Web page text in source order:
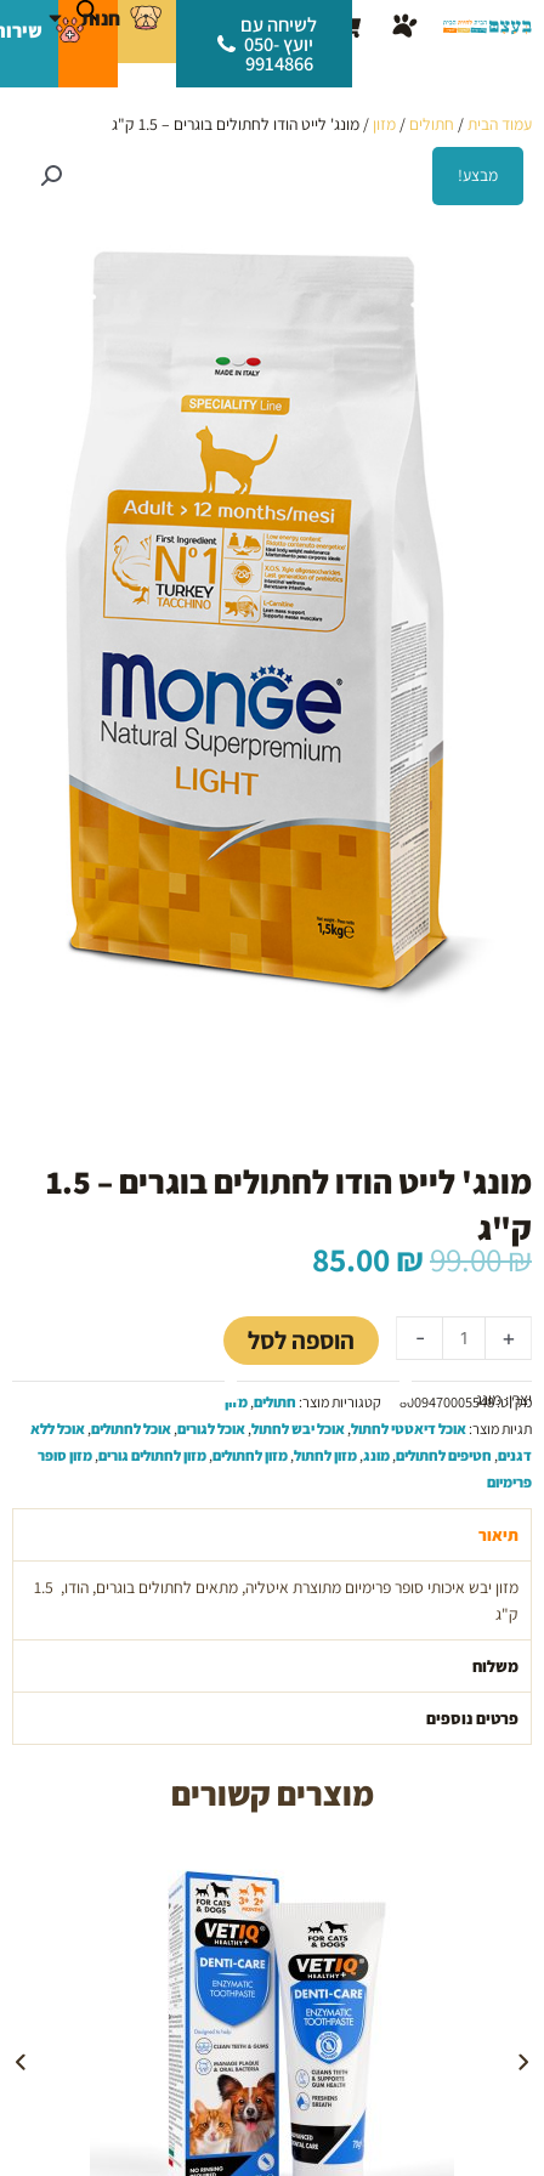
לתוכן
עגלת
קניות
לשיחה עם
יועץ 050-
9914866
חנות
עמוד הבית/ חתולים / מזון / מונג' לייט הודו לחתולים בוגרים – 1.5 ק"ג
מבצע!
מונג' לייט הודו לחתולים בוגרים – 1.5
ק"ג
99.00₪ המחיר
המקורי
היה:
99.00 ₪.
85.00₪
הוא:
85.00 ₪. -
של
מונג'
הודו
לחתולים
בוגרים
1.5
+ הוספה לסל
יצרן: מונג
מק"ט:8009470005548 קטגוריות מוצר: חתולים,מזון
תגיות מוצר:אוכל דיאטטי לחתול,אוכל יבש לחתול,אוכל לגורים,אוכל לחתולים,אוכל ללא
דגנים, חטיפים לחתולים,מונג,מזון לחתול,מזון לחתולים,מזון לחתולים גורים,מזון סופר
פרימיום
תיאור
מזון יבש איכותי סופר פרימיום מתוצרת איטליה, מתאים לחתולים בוגרים, הודו, 1.5
ק"ג
משלוח
פרטים נוספים
מוצרים קשורים
הוספה לעגלה